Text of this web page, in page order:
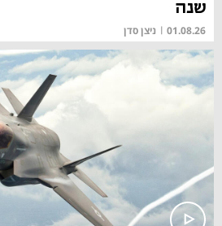
שנה
01.08.26
| ניצן סדן